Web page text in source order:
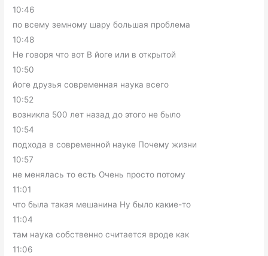
10:46
по всему земному шару большая проблема
10:48
Не говоря что вот В йоге или в открытой
10:50
йоге друзья современная наука всего
10:52
возникла 500 лет назад до этого не было
10:54
подхода в современной науке Почему жизни
10:57
не менялась то есть Очень просто потому
11:01
что была такая мешанина Ну было какие-то
11:04
там наука собственно считается вроде как
11:06